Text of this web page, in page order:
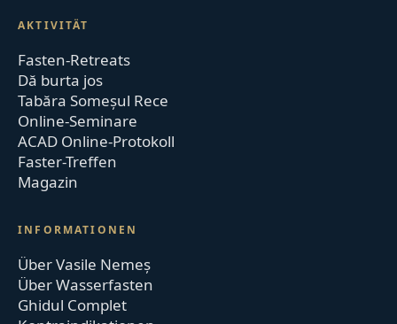
AKTIVITÄT
Fasten-Retreats
Dă burta jos
Tabăra Someșul Rece
Online-Seminare
ACAD Online-Protokoll
Faster-Treffen
Magazin
INFORMATIONEN
Über Vasile Nemeș
Über Wasserfasten
Ghidul Complet